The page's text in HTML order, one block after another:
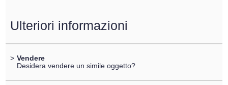
Ulteriori informazioni
> Vendere
Desidera vendere un simile oggetto?